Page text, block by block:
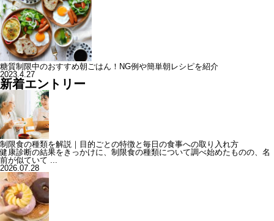
糖質制限中のおすすめ朝ごはん！NG例や簡単朝レシピを紹介
2023.4.27
新着エントリー
制限食の種類を解説｜目的ごとの特徴と毎日の食事への取り入れ方
健康診断の結果をきっかけに、制限食の種類について調べ始めたものの、名
前が似ていて ...
2026.07.28